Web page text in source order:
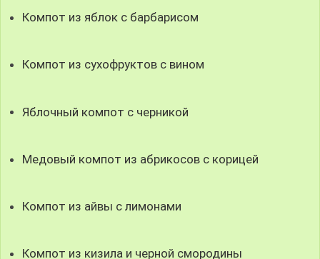
Компот из яблок с барбарисом
Компот из сухофруктов с вином
Яблочный компот с черникой
Медовый компот из абрикосов с корицей
Компот из айвы с лимонами
Компот из кизила и черной смородины